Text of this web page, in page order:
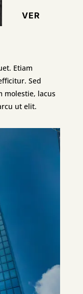
VER
Etiam
Sed
molestie, lacus
ut elit.